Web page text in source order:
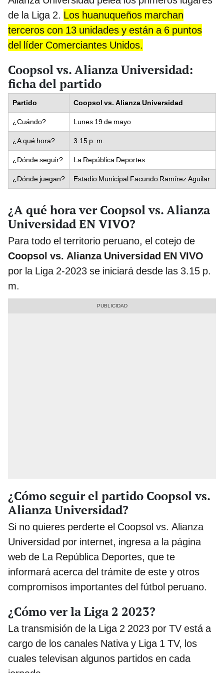
de la Liga 2. Los huanuqueños marchan
terceros con 13 unidades y están a 6 puntos
del líder Comerciantes Unidos.
Coopsol vs. Alianza Universidad:
ficha del partido
Partido Coopsol vs. Alianza Universidad
¿Cuándo? Lunes 19 de mayo
¿A qué hora? 3.15 p. m.
¿Dónde seguir? La República Deportes
¿Dónde juegan? Estadio Municipal Facundo Ramírez Aguilar
¿A qué hora ver Coopsol vs. Alianza
Universidad EN VIVO?
Para todo el territorio peruano, el cotejo de
Coopsol vs. Alianza Universidad EN VIVO
por la Liga 2-2023 se iniciará desde las 3.15 p.
m.
¿Cómo seguir el partido Coopsol vs.
Alianza Universidad?
Si no quieres perderte el Coopsol vs. Alianza
Universidad por internet, ingresa a la página
web de La República Deportes, que te
informará acerca del trámite de este y otros
compromisos importantes del fútbol peruano.
¿Cómo ver la Liga 2 2023?
La transmisión de la Liga 2 2023 por TV está a
cargo de los canales Nativa y Liga 1 TV, los
cuales televisan algunos partidos en cada